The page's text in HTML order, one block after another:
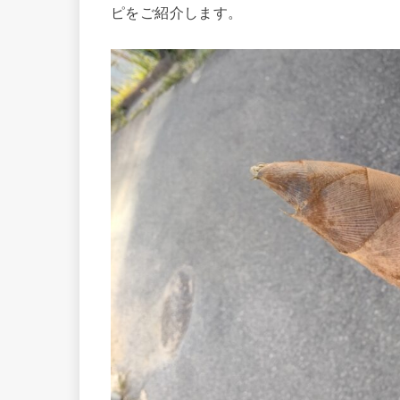
ピをご紹介します。